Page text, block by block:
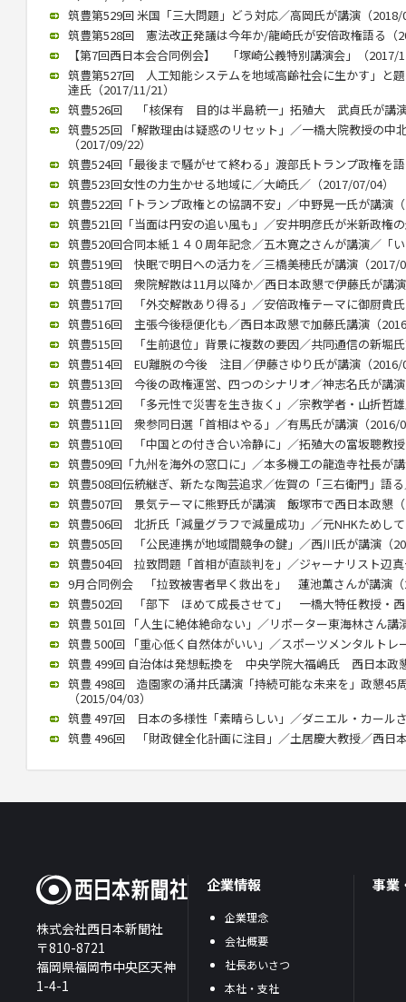
筑豊第529回 米国「三大問題」どう対応／高岡氏が講演（
筑豊第528回 憲法改正発議は今年か/龍崎氏が安倍政権語る（
【第7回西日本会合同例会】 「塚崎公義特別講演会」（2017/
筑豊第527回 人工知能システムを地域高齢社会に生かす」と
達氏（2017/11/21）
筑豊526回 「核保有 目的は半島統一」拓殖大 武貞氏が講
筑豊525回 「解散理由は疑惑のリセット」／一橋大院教授の中
（2017/09/22）
筑豊524回「最後まで騒がせて終わる」渡部氏トランプ政権を
筑豊523回女性の力生かせる地域に／大崎氏／（2017/07/04）
筑豊522回「トランプ政権との協調不安」／中野晃一氏が講演
筑豊521回「当面は円安の追い風も」／安井明彦氏が米新政権
筑豊520回合同本紙１４０周年記念／五木寛之さんが講演／「
筑豊519回 快眠で明日への活力を／三橋美穂氏が講演（2017/
筑豊518回 衆院解散は11月以降か／西日本政懇で伊藤氏が講
筑豊517回 「外交解散あり得る」／安倍政権テーマに御厨貴
筑豊516回 主張今後穏便化も／西日本政懇で加藤氏講演（
筑豊515回 「生前退位」背景に複数の要因／共同通信の新堀
筑豊514回 EU離脱の今後 注目／伊藤さゆり氏が講演（2016/
筑豊513回 今後の政権運営、四つのシナリオ／神志名氏が講
筑豊512回 「多元性で災害を生き抜く」／宗教学者・山折哲
筑豊511回 衆参同日選「首相はやる」／有馬氏が講演（2016/
筑豊510回 「中国との付き合い冷静に」／拓殖大の富坂聰教
筑豊509回「九州を海外の窓口に」／本多機工の龍造寺社長が
筑豊508回伝統継ぎ、新たな陶芸追求／佐賀の「三右衛門」語
筑豊507回 景気テーマに熊野氏が講演 飯塚市で西日本政懇
筑豊506回 北折氏「減量グラフで減量成功」／元NHKためし
筑豊505回 「公民連携が地域間競争の鍵」／西川氏が講演（
筑豊504回 拉致問題「首相が直談判を」／ジャーナリスト辺
9月合同例会 「拉致被害者早く救出を」 蓮池薫さんが講演
筑豊502回 「部下 ほめて成長させて」 一橋大特任教授・西
筑豊 501回 「人生に絶体絶命ない」／リポーター東海林さん講
筑豊 500回 「重心低く自然体がいい」／スポーツメンタルト
筑豊 499回 自治体は発想転換を 中央学院大福嶋氏 西日本政
筑豊 498回 造園家の涌井氏講演「持続可能な未来を」政懇45
（2015/04/03）
筑豊 497回 日本の多様性「素晴らしい」／ダニエル・カール
筑豊 496回 「財政健全化計画に注目」／土居慶大教授／西日
株式会社西日本新聞社
〒810-8721
福岡県福岡市中央区天神
1-4-1
企業情報
企業理念
会社概要
社長あいさつ
本社・支社
事業